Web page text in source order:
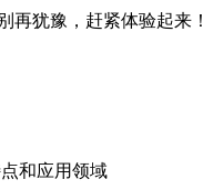
再犹豫，赶紧体验起来！
和应用领域